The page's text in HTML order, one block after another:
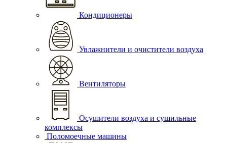
Кондиционеры
Увлажнители и очистители воздуха
Вентиляторы
Осушители воздуха и сушильные
комплексы
Поломоечные машины